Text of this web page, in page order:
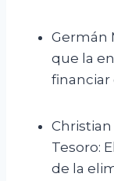
Germán
que la
financiar
Tesoro:
de la